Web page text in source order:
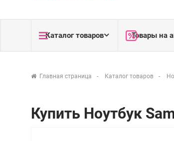
Каталог товаров Товары на
Главная страница Каталог товаров
Купить Ноутбук